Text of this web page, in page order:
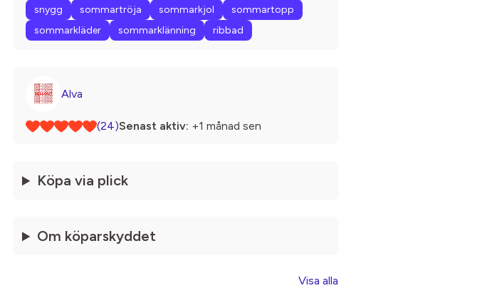
snygg
sommartröja sommarkjol
sommartopp
sommarkläder
sommarklänning ribbad
Alva
(24)Senast aktiv: +1 månad sen
Köpa via plick
Om köparskyddet
Visa alla